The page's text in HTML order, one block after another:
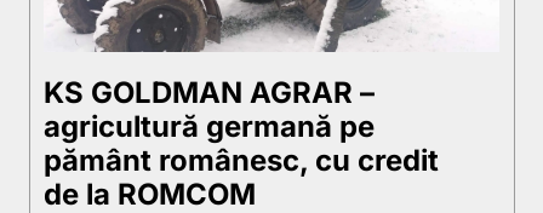
KS GOLDMAN AGRAR –
agricultură germană pe
pământ românesc, cu credit
de la ROMCOM